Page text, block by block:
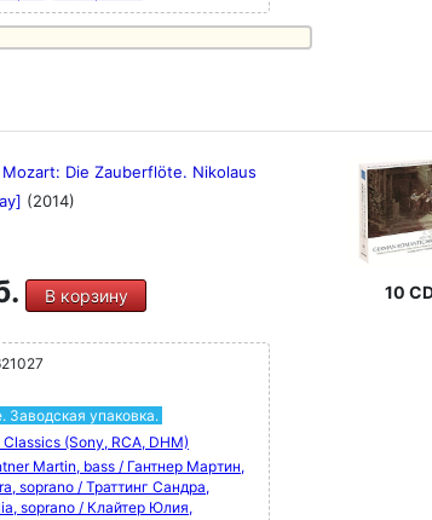
Die Zauberflöte. Nikolaus
(2014)
В корзину
Заводская упаковка.
(Sony, RCA, DHM)
Martin, bass / Гантнер Мартин,
soprano / Траттинг Сандра,
soprano / Клайтер Юлия,
10